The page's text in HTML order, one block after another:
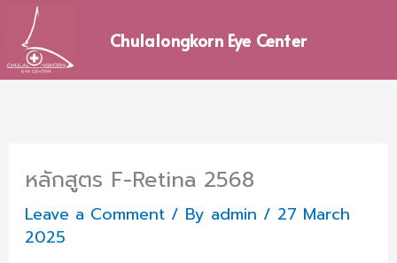
content
Chulalongkorn Eye Center
หลักสูตร F-Retina 2568
Leave a Comment / By admin / 27 March
2025